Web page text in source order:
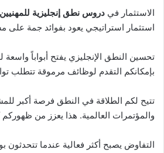
الاستثمار في دروس نطق إنجليزية للمهنيين
استثمار استراتيجي يعود بفوائد جمة على
تحسين النطق الإنجليزي يفتح أبواباً واسعة
بإمكانكم التقدم لوظائف مرموقة تتطلب
تتيح لكم الطلاقة في النطق فرصة أكبر
والمؤتمرات العالمية. هذا يعزز من
التفاوض يصبح أكثر فعالية عندما تتحدثون